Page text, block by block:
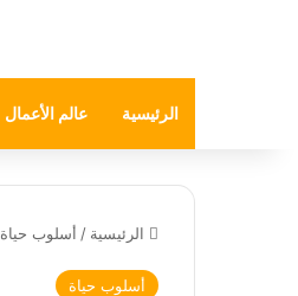
الرئيسية عالم الأعمال
الرئيسية / أسلوب حياة
أسلوب حياة